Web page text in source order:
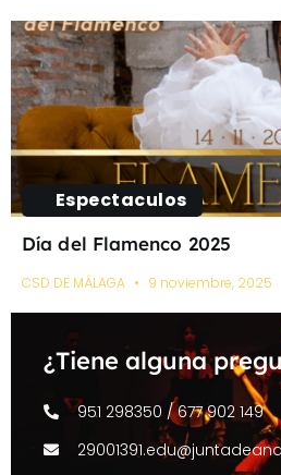
Espectaculos
Día del Flamenco 2025
CSD DE MÁLAGA 9 noviembre, 2025
¿Tiene alguna
951 298350 / 677 902 149